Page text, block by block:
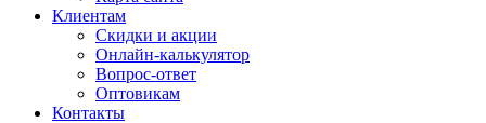
Клиентам
Скидки и акции
Онлайн-калькулятор
Вопрос-ответ
Оптовикам
Контакты